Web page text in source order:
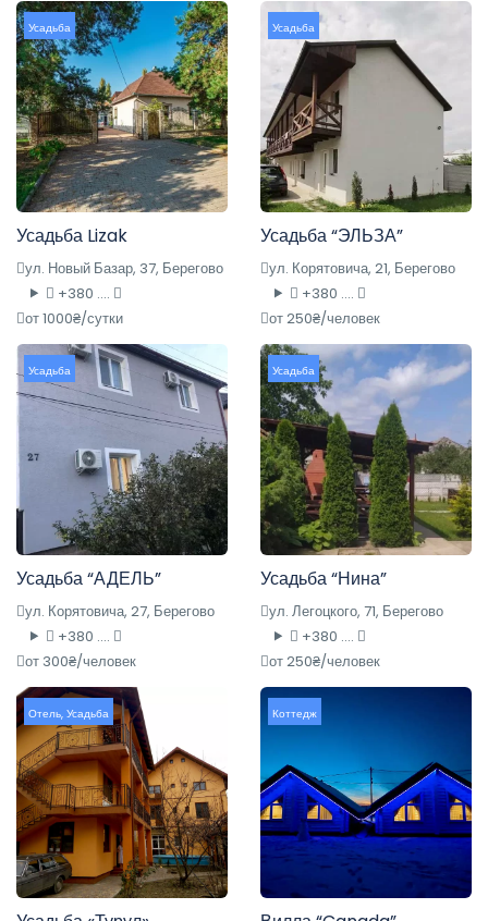
Усадьба
Усадьба Lizak
ул. Новый Базар, 37, Берегово
+380 ....
от 1000₴/сутки
Усадьба
Усадьба “ЭЛЬЗА”
ул. Корятовича, 21, Берегово
+380 ....
от 250₴/человек
Усадьба
Усадьба “АДЕЛЬ”
ул. Корятовича, 27, Берегово
+380 ....
от 300₴/человек
Усадьба
Усадьба “Нина”
ул. Легоцкого, 71, Берегово
+380 ....
от 250₴/человек
Отель, Усадьба Коттедж